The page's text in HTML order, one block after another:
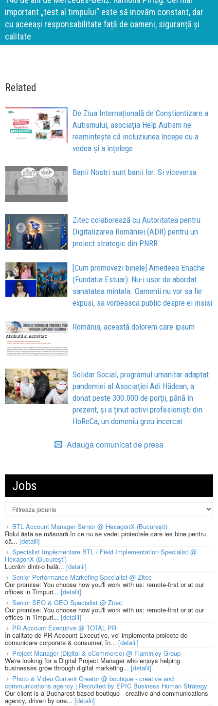
important „test al timpului” este să inovăm constant, dar
cu aceeași responsabilitate față de oameni, siguranță și
calitate
Related
De Ziua Internațională de Conștientizare a
Autismului, asociația Help Autism ne
reamintește că incluziunea începe cu a
vedea și a înțelege
Banii Nostri sunt banii lor. Si viceversa
Zitec colaborează cu Autoritatea pentru
Digitalizarea României (ADR) pentru un
proiect strategic din PNRR
[Cum promovezi binele] Amedeea Enache
(Fundatia Estuar): Nu-i usor de abordat
sanatatea mintala. Oamenii nu vor sa fie
expusi, sa vorbeasca public despre ei insisi
România, această dolorem care ipsum
Solidar Social, programul umanitar adaptat
pandemiei al Asociaţiei Adi Hădean, a
donat peste 300.000 de porţii, până în
prezent, și a ținut activi profesioniști din
HoReCa, un domeniu greu încercat
Adauga comunicat de presa
Jobs
BTL Account Manager Senior @ HexagonX (București)
Rolul ăsta se măsoară în ce nu se vede: proiectele care ies bine pentru
că... [detalii]
Specialist Implementare BTL / Field Implementation Specialist @
HexagonX (București)
Lucrăm dintr-o hală...[detalii]
Senior Performance Marketing Specialist @ Zitec
Our promise: You choose how you'll work with us: remote-first or at our
offices in Timpuri... [detalii]
Senior SEO & GEO Specialist @ Zitec
Our promise: You choose how you'll work with us: remote-first or at our
offices in Timpuri... [detalii]
PR Account Executive @ TOTAL PR
În calitate de PR Account Executive, vei implementa proiecte de
comunicare corporate & consumer, în... [detalii]
Project Manager (Digital & eCommerce) @ Flaminjoy Group
We're looking for a Digital Project Manager who enjoys helping
businesses grow through digital marketing... [detalii]
Photo & Video Content Creator @ boutique - creative and
communications agency | Recruited by EPIC Business Human Strategy
Our client is a Bucharest based boutique - creative and communications
agency, driven by one... [detalii]